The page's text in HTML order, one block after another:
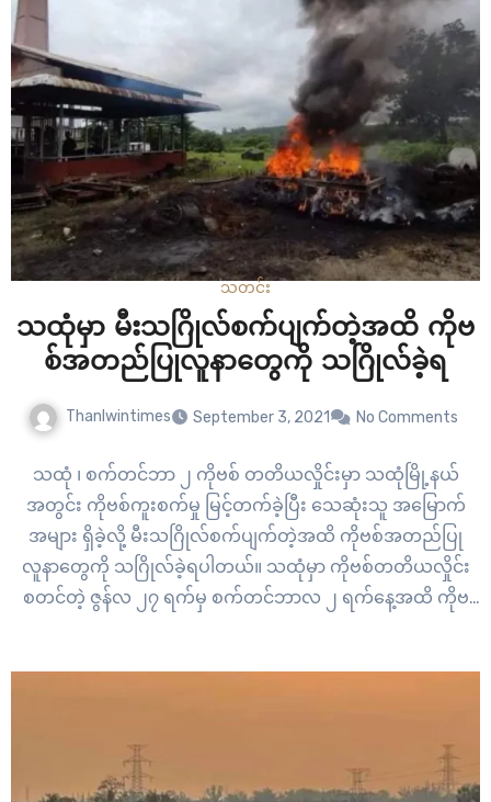
သတင်း
သထုံမှာ မီးသဂြိုလ်စက်ပျက်တဲ့အထိ ကိုဗ
စ်အတည်ပြုလူနာတွေကို သဂြိုလ်ခဲ့ရ
Thanlwintimes September 3, 2021 No Comments
သထုံ ၊ စက်တင်ဘာ ၂ ကိုဗစ် တတိယလှိုင်းမှာ သထုံမြို့နယ်
အတွင်း ကိုဗစ်ကူးစက်မှု မြင့်တက်ခဲ့ပြီး သေဆုံးသူ အမြောက်
အများ ရှိခဲ့လို့ မီးသဂြိုလ်စက်ပျက်တဲ့အထိ ကိုဗစ်အတည်ပြု
လူနာတွေကို သဂြိုလ်ခဲ့ရပါတယ်။ သထုံမှာ ကိုဗစ်တတိယလှိုင်း
စတင်တဲ့ ဇွန်လ ၂၇ ရက်မှ စက်တင်ဘာလ ၂ ရက်နေ့အထိ ကိုဗ